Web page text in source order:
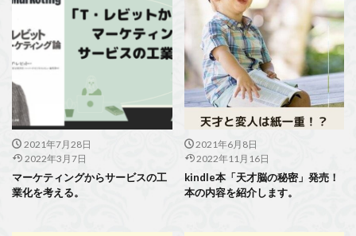
2021年7月28日
2022年3月7日
マーケティングからサービスの工
業化を考える。
2021年6月8日
2022年11月16日
kindle本「天才脳の秘密」発売！
本の内容を紹介します。